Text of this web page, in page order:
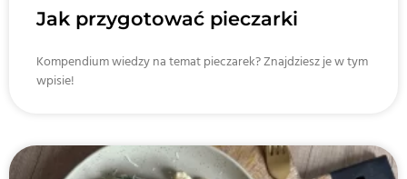
Jak przygotować pieczarki
Kompendium wiedzy na temat pieczarek? Znajdziesz je w tym
wpisie!